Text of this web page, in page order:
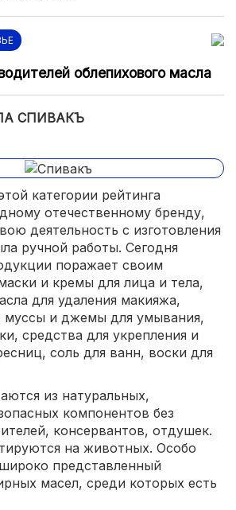
облепихового масла
СПИВАКЪ
категории рейтинга
отечественному бренду,
деятельность с изготовления
ручной работы. Сегодня
поражает своим
и кремы для лица и тела,
для удаления макияжа,
муссы и джемы для умывания,
средства для укрепления и
соль для ванн, воски для
из натуральных,
компонентов без
консервантов, отдушек.
на животных. Особо
представленный
масел, среди которых есть